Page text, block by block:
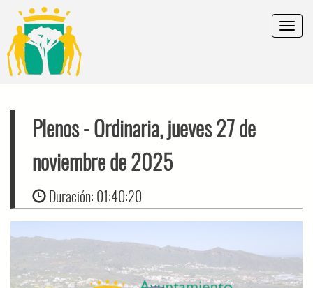
Toggle
Plenos- Ordinaria, jueves 27 de
noviembre de 2025
Duración: 01:40:20